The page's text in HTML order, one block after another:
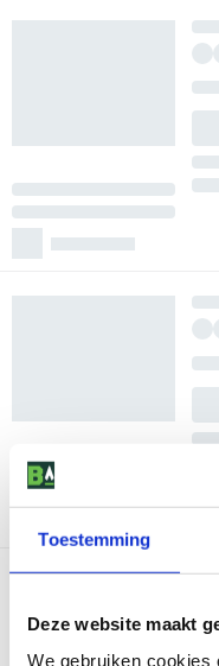
Toestemming
Deze website maakt
We gebruiken cookies